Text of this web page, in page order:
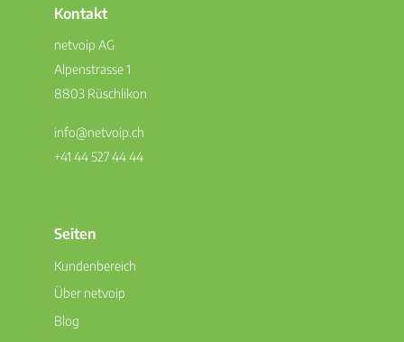
Kontakt
netvoip AG
Alpenstrasse 1
8803 Rüschlikon
info@netvoip.ch
+41 44 527 44 44
Seiten
Kundenbereich
Über netvoip
Blog